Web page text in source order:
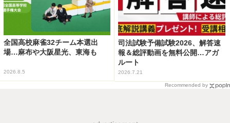
全国高校麻雀32チーム本選出
場…麻布や大阪星光、東海も
2026.8.5
司法試験予備試験2026、解答速
報＆総評動画を無料公開…アガ
ルート
2026.7.21
Recommended by